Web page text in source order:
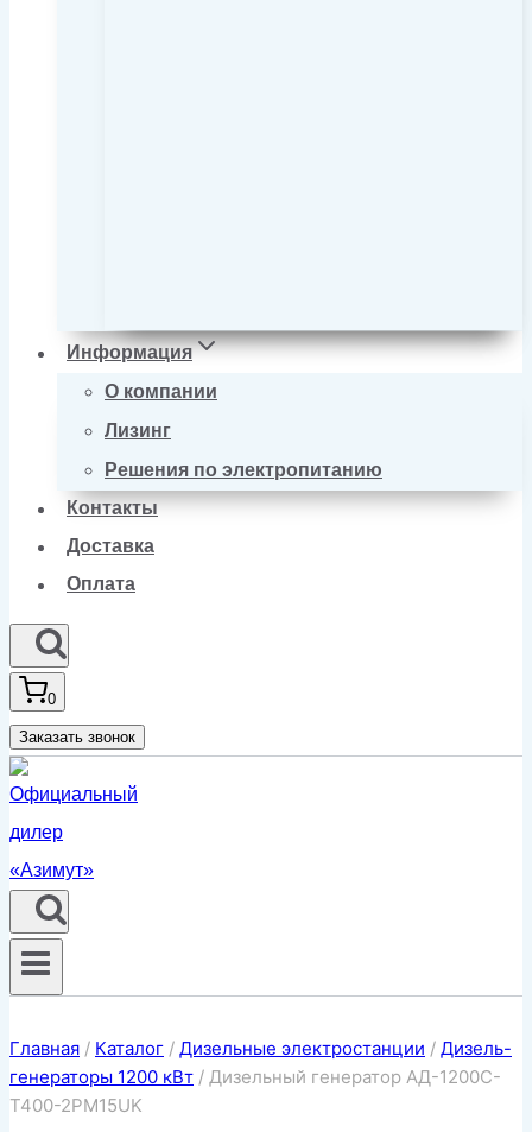
Информация
О компании
Лизинг
Решения по электропитанию
Контакты
Доставка
Оплата
0
Заказать звонок
Главная / Каталог / Дизельные электростанции / Дизель-
генераторы 1200 кВт / Дизельный генератор АД-1200С-
Т400-2РМ15UK